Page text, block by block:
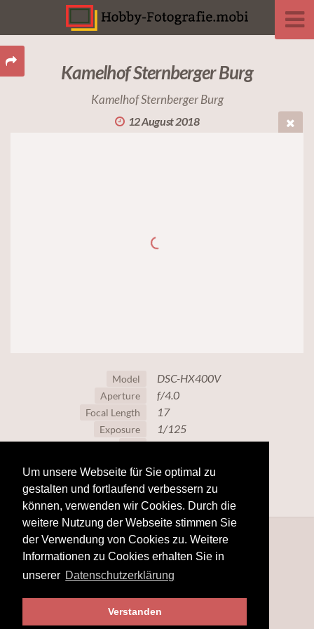
Um unsere Webseite für Sie optimal zu
gestalten und fortlaufend verbessern zu
können, verwenden wir Cookies. Durch die
weitere Nutzung der Webseite stimmen Sie
der Verwendung von Cookies zu. Weitere
Informationen zu Cookies erhalten Sie in
unserer Datenschutzerklärung
Verstanden
Kamelhof Sternberger Burg
Kamelhof Sternberger Burg
12 August 2018
Model DSC-HX400V
Aperture f/4.0
Focal Length 17
Exposure 1/125
80
© 2025www.hobby-fotografie.mobi